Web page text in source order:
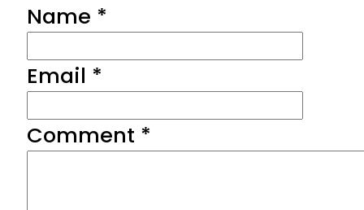
Name *
Email *
Comment *